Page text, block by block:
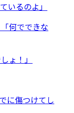
いるのよ」
何でできな
ょ！」
に傷つけてし